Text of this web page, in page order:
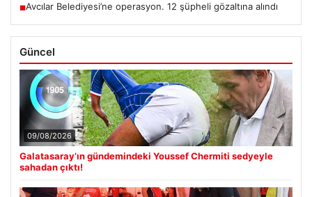
■Avcılar Belediyesi’ne operasyon. 12 şüpheli gözaltına alındı
Güncel
09/08/2026
Galatasaray’ın gündemindeki Youssef Chermiti sedyeyle
sahadan çıktı!